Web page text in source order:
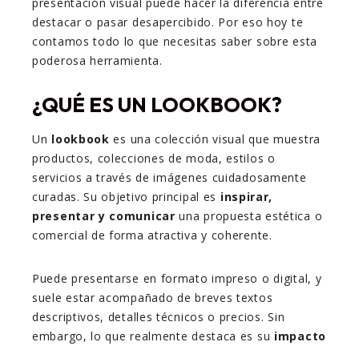
destacar o pasar desapercibido. Por eso hoy te
contamos todo lo que necesitas saber sobre esta
poderosa herramienta.
¿QUÉ ES UN LOOKBOOK?
Un lookbook es una colección visual que muestra
productos, colecciones de moda, estilos o
servicios a través de imágenes cuidadosamente
curadas. Su objetivo principal es inspirar,
presentar y comunicar una propuesta estética o
comercial de forma atractiva y coherente.
Puede presentarse en formato impreso o digital, y
suele estar acompañado de breves textos
descriptivos, detalles técnicos o precios. Sin
embargo, lo que realmente destaca es su impacto